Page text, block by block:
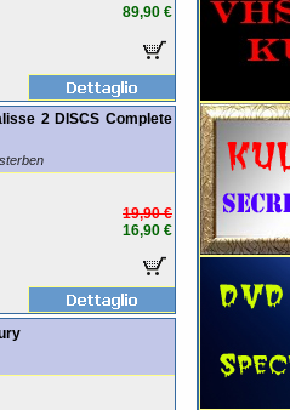
89,90 €
2 DISCS Complete
19,90 €
16,90 €